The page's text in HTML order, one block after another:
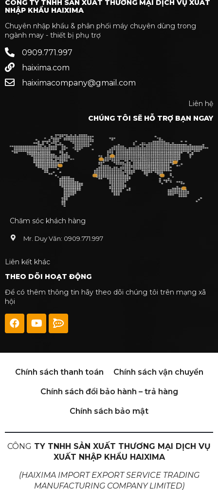
CÔNG TY TNHH SẢN XUẤT THƯƠNG MẠI DỊCH VỤ XUẤT
NHẬP KHẨU HAIXIMA
Chuyên nhập khẩu & phân phối máy chuyên dùng trong
ngành may - thiết bị phụ trợ
0909.771.997
haixima.com
haiximacompany@gmail.com
Liên hệ
CHÚNG TÔI SẼ HỖ TRỢ BẠN NGAY
Chăm sóc khách hàng
Mr. Duy Văn: 0909.771.997
Liên kết khác
THEO DÕI HOẠT ĐỘNG
Để có thêm thông tin hãy theo dõi chúng tôi trên mạng xã
hội
Chính sách thanh toán Chính sách vận chuyển
Chính sách đổi bảo hành – trả hàng
Chính sách bảo mật
CÔNG TY TNHH SẢN XUẤT THƯƠNG MẠI DỊCH VỤ
XUẤT NHẬP KHẨU HAIXIMA
(HAIXIMA IMPORT EXPORT SERVICE TRADING
MANUFACTURING COMPANY LIMITED)